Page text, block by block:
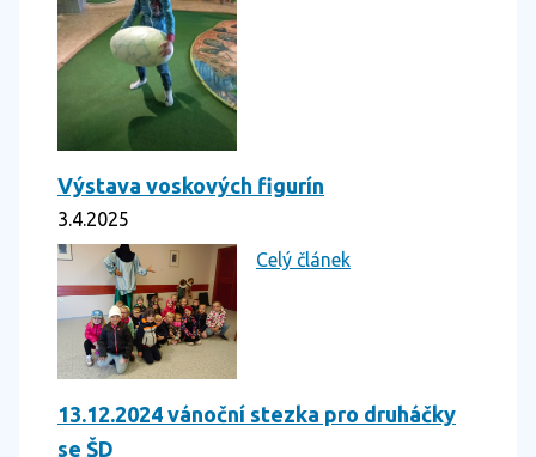
Výstava voskových figurín
3.4.2025
Celý článek
13.12.2024 vánoční stezka pro druháčky
se ŠD